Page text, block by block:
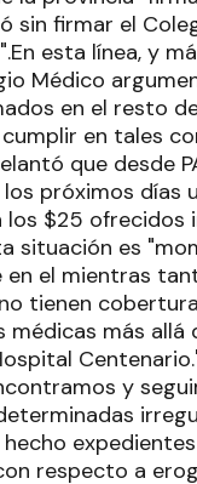
sin firmar el
esta línea, y
Médico
en el resto
en tales
que desde
próximos días
$25 ofrecidos
situación es
en el mientras
tienen
médicas más allá
y
respecto a